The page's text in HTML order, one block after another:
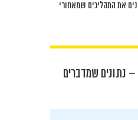
את התהליכים שמאחורי
נתונים שמדברים